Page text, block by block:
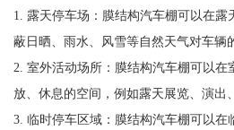
1. 露天停车场：膜结构汽车棚可以在露
蔽日晒、雨水、风雪等自然天气对车辆
2. 室外活动场所：膜结构汽车棚可以在
放、休息的空间，例如露天展览、演出
3. 临时停车区域：膜结构汽车棚可以在